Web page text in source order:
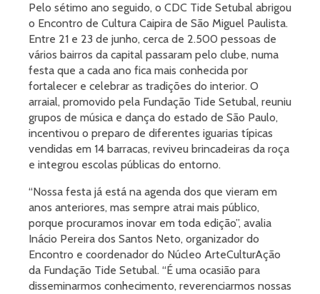
Pelo sétimo ano seguido, o CDC Tide Setubal abrigou
o Encontro de Cultura Caipira de São Miguel Paulista.
Entre 21 e 23 de junho, cerca de 2.500 pessoas de
vários bairros da capital passaram pelo clube, numa
festa que a cada ano fica mais conhecida por
fortalecer e celebrar as tradições do interior. O
arraial, promovido pela Fundação Tide Setubal, reuniu
grupos de música e dança do estado de São Paulo,
incentivou o preparo de diferentes iguarias típicas
vendidas em 14 barracas, reviveu brincadeiras da roça
e integrou escolas públicas do entorno.
“Nossa festa já está na agenda dos que vieram em
anos anteriores, mas sempre atrai mais público,
porque procuramos inovar em toda edição”, avalia
Inácio Pereira dos Santos Neto, organizador do
Encontro e coordenador do Núcleo ArteCulturAção
da Fundação Tide Setubal. “É uma ocasião para
disseminarmos conhecimento, reverenciarmos nossas